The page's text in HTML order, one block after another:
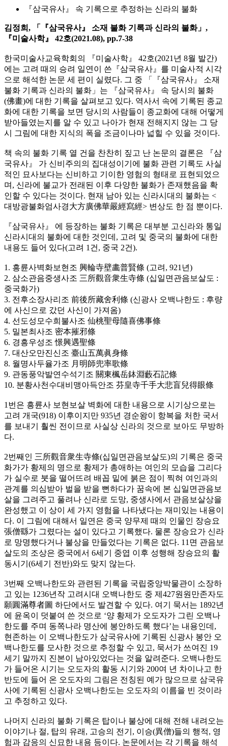
『삼국유사』 속 기록으로 추정하는 신라의 불화
김정희, 「『삼국유사』 소재 불화 기록과 신라의 불화」,
『미술사학』 42호(2021.08), pp.7-38
한국미술사교육학회의 『미술사학』 42호(2021년 8월 발간)
에는 고려 때의 승려 일연이 쓴『삼국유사』를 미술사적 시각
으로 해석한 논문 세 편이 실렸다. 그 중 「『삼국유사』 소재
불화 기록과 신라의 불화」는 『삼국유사』 속 당시의 불화
(佛畫)에 대한 기록을 살펴보고 있다. 역사서 속에 기록된 종교
화에 대한 기록을 보면 당시의 사람들이 종교화에 대해 어떻게
받아들였는지를 알 수 있고 나아가 현재 전해지지 않는 그 당
시 그림에 대한 지식의 폭을 조금이나마 넓힐 수 있을 것이다.
책 속의 불화 기록 열 건을 찬찬히 짚고 난 논문의 결론은 『삼
국유사』 가 신비주의의 집대성이기에 불화 관련 기록도 사실
적인 묘사보다는 신비하고 기이한 영험의 형태로 표현되었으
며, 신라에 불교가 전래된 이후 다양한 불화가 존재했음을 확
인할 수 있다는 것이다. 현재 남아 있는 신라시대의 불화는 <
대방광불화엄사경大方廣佛華嚴經寫經> 변상도 한 점 뿐이다.
『삼국유사』 에 등장하는 불화 기록은 대부분 고신라와 통일
신라시대의 불화에 대한 것인데, 고려 및 중국의 불화에 대한
내용도 들어 있다(고려 1건, 중국 2건).
1. 흥륜사벽화보현조 興輪寺壁畵普賢條 (고려, 921년)
2. 삼소관음중생사조 三所觀音衆生寺條 (십일면관음보살도 :
중국화가)
3. 전후소장사리조 前後所藏舍利條 (신광사 오백나한도 : 후량
에 사신으로 갔던 사신이 가져옴)
4. 선도성모수희불사조 仙桃聖母隨喜佛事條
5. 밀본최사조 密本摧邪條
6. 경흥우성조 憬興遇聖條
7. 대산오만진신조 臺山五萬眞身條
8. 월명사두율가조 月明師兜率歌條
9. 관동풍악발연수석기조 關東楓岳鉢淵藪石記條
10. 분황사천수대비맹아득안조 芬皇寺千手大悲盲兒得眼條
1번은 흥륜사 보현보살 벽화에 대한 내용으로 시기상으로는
고려 개국(918) 이후이지만 935년 경순왕이 항복을 처한 국서
를 보내기 훨씬 전이므로 사실상 신라의 것으로 보아도 무방하
다.
2번째인 三所觀音衆生寺條(십일면관음보살도)의 기록은 중국
화가가 황제의 명으로 황제가 총애하는 여인의 모습을 그리다
가 실수로 붓을 떨어뜨려 배꼽 밑에 붉은 점이 찍혀 여인과의
관계를 의심받아 벌을 받을 뻔하다가 꿈속에 본 십일면관음보
살을 그려주고 풀려나 신라로 도망, 중생사에서 관음보살상을
완성했고 이 상이 세 가지 영험을 나타냈다는 재미있는 내용이
다. 이 그림에 대해서 일연은 중국 양무제 때의 인물인 장승요
張僧繇가 그렸다는 설이 있다고 기록했다. 물론 장승요가 신라
로 망명했다거나 불상을 만들었다는 기록은 없다. 11면 관음보
살도의 조상은 중국에서 6세기 중엽 이후 성행해 장승요의 활
동시기(6세기 전반)와도 맞지 않는다.
3번째 오백나한도와 관련된 기록을 국립중앙박물관이 소장하
고 있는 1236년작 고려시대 오백나한도 중 제427원원만존자도
願圓滿尊者圖 하단에서도 발견할 수 있다. 여기 묵서는 1892년
에 윤옥이 덧붙여 쓴 것으로 ‘양 황제가 오도자가 그린 오백나
한도를 주며 동쪽나라 명산에 봉안하도록 했다’는 내용인데,
현존하는 이 오백나한도가 삼국유사에 기록된 신광사 봉안 오
백나한도를 모사한 것으로 추정할 수 있고, 묵서가 쓰여진 19
세기 말까지 진본이 남아있었다는 것을 알려준다. 오백나한도
가 들어온 시기는 오도자의 활동 시기와 200여 년 차이나고 한
반도에 들어 온 오도자의 그림은 전칭된 예가 많으므로 삼국유
사에 기록된 신광사 오백나한도는 오도자의 이름을 빈 것이라
고 추정하고 있다.
나머지 신라의 불화 기록은 탑이나 불상에 대해 전해 내려오는
이야기나 절, 탑의 유래, 고승의 전기, 이승(異僧)들의 행적, 영
험과 감응의 신묘한 내용 등이다. 논문에서는 각 기록을 해석